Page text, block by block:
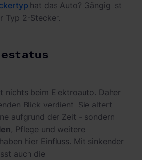
hat das Auto? Gängig ist
Typ 2-Stecker.
nichts beim Elektroauto. Daher
Blick verdient. Sie altert
aufgrund der Zeit - sondern
, Pflege und weitere
hier Einfluss. Mit sinkender
auch die